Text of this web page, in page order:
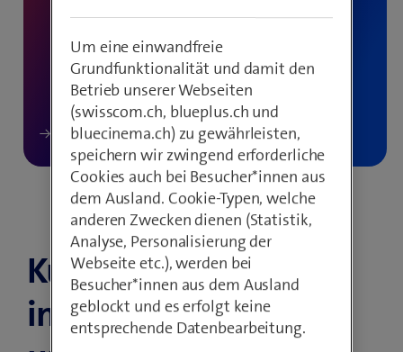
Kunden sind heute
informierter denn je
Um eine einwandfreie
Grundfunktionalität und damit den
Betrieb unserer Webseiten
(swisscom.ch, blueplus.ch und
bluecinema.ch) zu gewährleisten,
speichern wir zwingend erforderliche
Cookies auch bei Besucher*innen aus
dem Ausland. Cookie-Typen, welche
anderen Zwecken dienen (Statistik,
Analyse, Personalisierung der
Webseite etc.), werden bei
Besucher*innen aus dem Ausland
geblockt und es erfolgt keine
entsprechende Datenbearbeitung.